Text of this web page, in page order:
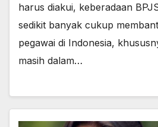
harus diakui, keberadaan
sedikit banyak cukup
pegawai di Indonesia,
masih dalam…